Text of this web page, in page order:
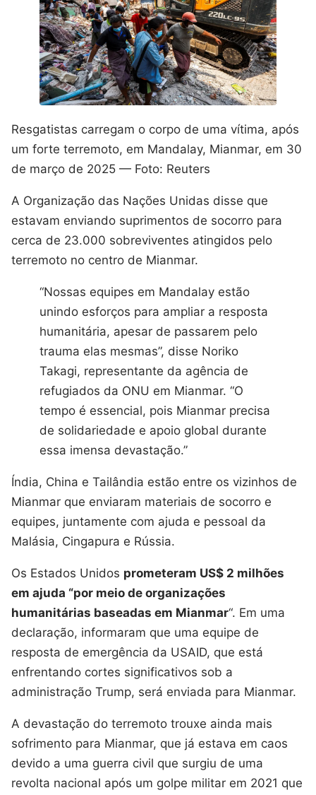
Resgatistas carregam o corpo de uma vítima, após
um forte terremoto, em Mandalay, Mianmar, em 30
de março de 2025 — Foto: Reuters
A Organização das Nações Unidas disse que
estavam enviando suprimentos de socorro para
cerca de 23.000 sobreviventes atingidos pelo
terremoto no centro de Mianmar.
“Nossas equipes em Mandalay estão
unindo esforços para ampliar a resposta
humanitária, apesar de passarem pelo
trauma elas mesmas”, disse Noriko
Takagi, representante da agência de
refugiados da ONU em Mianmar. “O
tempo é essencial, pois Mianmar precisa
de solidariedade e apoio global durante
essa imensa devastação.”
Índia, China e Tailândia estão entre os vizinhos de
Mianmar que enviaram materiais de socorro e
equipes, juntamente com ajuda e pessoal da
Malásia, Cingapura e Rússia.
Os Estados Unidos prometeram US$ 2 milhões
em ajuda “por meio de organizações
humanitárias baseadas em Mianmar“. Em uma
declaração, informaram que uma equipe de
resposta de emergência da USAID, que está
enfrentando cortes significativos sob a
administração Trump, será enviada para Mianmar.
A devastação do terremoto trouxe ainda mais
sofrimento para Mianmar, que já estava em caos
devido a uma guerra civil que surgiu de uma
revolta nacional após um golpe militar em 2021 que